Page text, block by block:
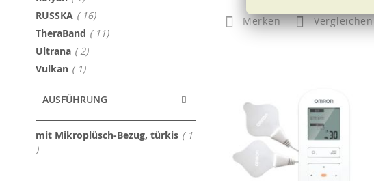
Merken Vergleichen
RUSSKA 16Artikel
TheraBand 11Artikel
Ultrana 2Artikel
Vulkan 1Artikel
AUSFÜHRUNG
mit Mikroplüsch-Bezug, türkis 1
Artikel